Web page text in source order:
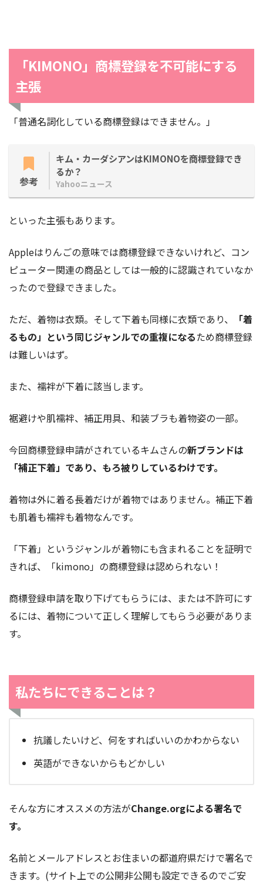
「KIMONO」商標登録を不可能にする
主張
「普通名詞化している商標登録はできません。」
参考
キム・カーダシアンはKIMONOを商標登録でき
るか？
Yahooニュース
といった主張もあります。
Appleはりんごの意味では商標登録できないけれど、コン
ピューター関連の商品としては一般的に認識されていなか
ったので登録できました。
ただ、着物は衣類。そして下着も同様に衣類であり、
「着
るもの」という同じジャンルでの重複になるため商標登録
は難しいはず。
また、襦袢が下着に該当します。
裾避けや肌襦袢、補正用具、和装ブラも着物姿の一部。
今回商標登録申請がされているキムさんの新ブランドは
「補正下着」であり、もろ被りしているわけです。
着物は外に着る長着だけが着物ではありません。補正下着
も肌着も襦袢も着物なんです。
「下着」というジャンルが着物にも含まれることを証明で
きれば、「kimono」の商標登録は認められない！
商標登録申請を取り下げてもらうには、または不許可にす
るには、着物について正しく理解してもらう必要がありま
す。
私たちにできることは？
抗議したいけど、何をすればいいのかわからない
英語ができないからもどかしい
そんな方にオススメの方法がChange.orgによる署名で
す。
名前とメールアドレスとお住まいの都道府県だけで署名で
きます。(サイト上での公開非公開も設定できるのでご安